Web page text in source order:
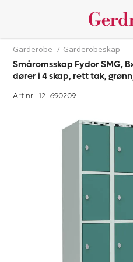
Garderobe / Garderobeskap
Småromsskap Fydor SMG,
dører i 4 skap, rett tak,
Art.nr. 12-690209